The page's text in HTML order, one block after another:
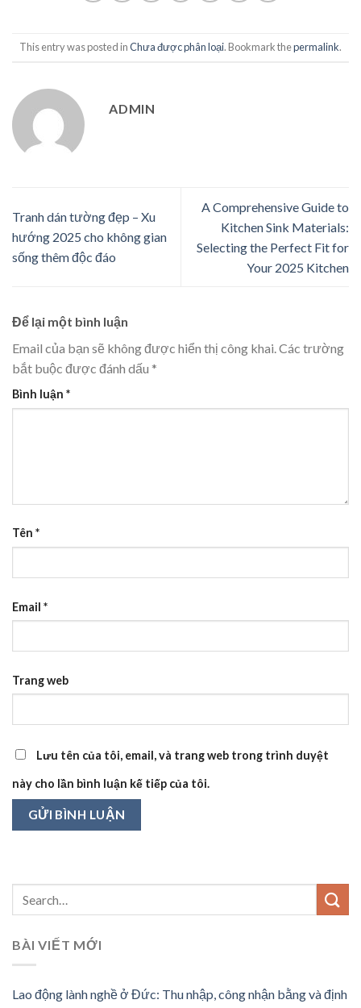
This entry was posted inChưa được phân loại. Bookmark thepermalink.
ADMIN
Tranh dán tường đẹp – Xu
hướng 2025 cho không gian
sống thêm độc đáo
A Comprehensive Guide to
Kitchen Sink Materials:
Selecting the Perfect Fit for
Your 2025 Kitchen
Để lại một bình luận
Email của bạn sẽ không được hiển thị công khai.Các trường
bắt buộc được đánh dấu *
Bình luận *
Tên *
Email *
Trang web
Lưu tên của tôi, email, và trang web trong trình duyệt
này cho lần bình luận kế tiếp của tôi.
BÀI VIẾT MỚI
Lao động lành nghề ở Đức: Thu nhập, công nhận bằng và định